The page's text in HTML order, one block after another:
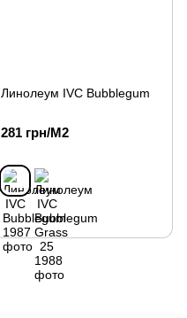
Линолеум IVC Bubblegum
281 грн/М2